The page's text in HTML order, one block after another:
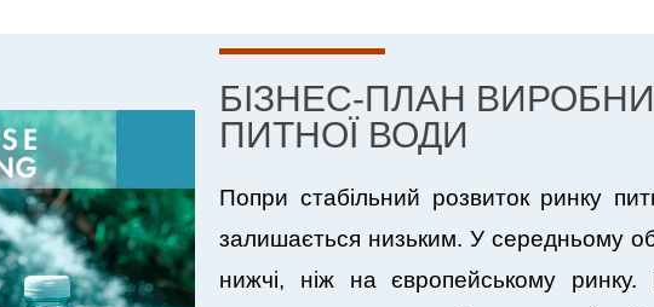
БІЗНЕС-ПЛАН
ПИТНОЇ ВОДИ
Попри стабільний розвиток ринку
залишається низьким. У середньому
нижчі, ніж на європейському